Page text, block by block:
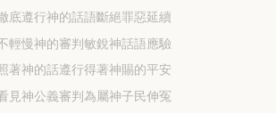
底遵行神的話語斷絕罪惡延續
輕慢神的審判敏銳神話語應驗
著神的話遵行得著神賜的平安
見神公義審判為屬神子民伸冤